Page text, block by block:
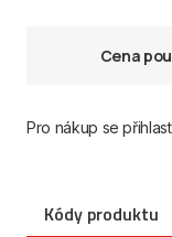
Cena
Pro nákup se
Kódy produktu